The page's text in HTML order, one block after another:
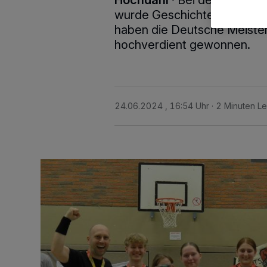
wurde Geschichte
haben die Deutsche
hochverdient gewonnen.
24.06.2024 , 16:54 Uhr 2 Minuten